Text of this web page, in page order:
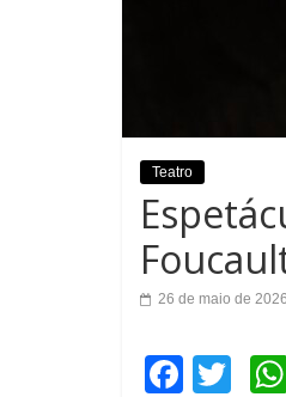
Teatro
26 de maio de 2026
F